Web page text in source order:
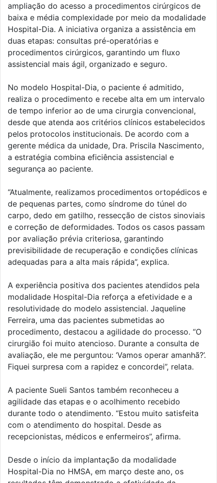
ampliação do acesso a procedimentos cirúrgicos de
baixa e média complexidade por meio da modalidade
Hospital-Dia. A iniciativa organiza a assistência em
duas etapas: consultas pré-operatórias e
procedimentos cirúrgicos, garantindo um fluxo
assistencial mais ágil, organizado e seguro.
No modelo Hospital-Dia, o paciente é admitido,
realiza o procedimento e recebe alta em um intervalo
de tempo inferior ao de uma cirurgia convencional,
desde que atenda aos critérios clínicos estabelecidos
pelos protocolos institucionais. De acordo com a
gerente médica da unidade, Dra. Priscila Nascimento,
a estratégia combina eficiência assistencial e
segurança ao paciente.
“Atualmente, realizamos procedimentos ortopédicos e
de pequenas partes, como síndrome do túnel do
carpo, dedo em gatilho, ressecção de cistos sinoviais
e correção de deformidades. Todos os casos passam
por avaliação prévia criteriosa, garantindo
previsibilidade de recuperação e condições clínicas
adequadas para a alta mais rápida”, explica.
A experiência positiva dos pacientes atendidos pela
modalidade Hospital-Dia reforça a efetividade e a
resolutividade do modelo assistencial. Jaqueline
Ferreira, uma das pacientes submetidas ao
procedimento, destacou a agilidade do processo. “O
cirurgião foi muito atencioso. Durante a consulta de
avaliação, ele me perguntou: ‘Vamos operar amanhã?’.
Fiquei surpresa com a rapidez e concordei”, relata.
A paciente Sueli Santos também reconheceu a
agilidade das etapas e o acolhimento recebido
durante todo o atendimento. “Estou muito satisfeita
com o atendimento do hospital. Desde as
recepcionistas, médicos e enfermeiros”, afirma.
Desde o início da implantação da modalidade
Hospital-Dia no HMSA, em março deste ano, os